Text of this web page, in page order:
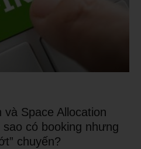
và Space Allocation
có booking nhưng
chuyến?